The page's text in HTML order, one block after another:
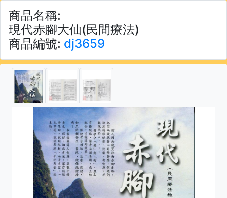
商品名稱:
現代赤腳大仙(民間療法)
商品編號: dj3659